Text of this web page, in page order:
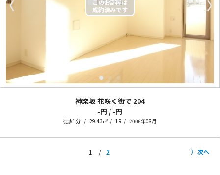
〈 〉
神楽坂 花咲く街で 204
-円 / -円
徒歩1分 29.43㎡ 1R 2006年08月
1 2 次へ